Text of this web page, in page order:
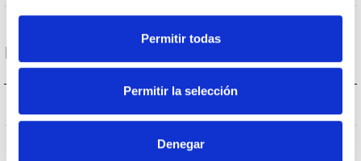
Permitir todas
Permitir la selección
Denegar
Desempenho